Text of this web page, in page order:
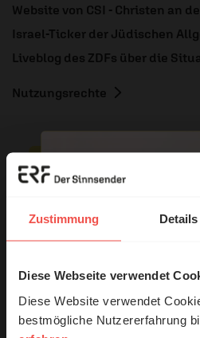
Zustimmung Details
Diese Webseite verwendet
Diese Website verwendet
bestmögliche Nutzererfahrung
Website von CSI - Christen an
Israel-Ticker der Jüdischen
Liveblog des ZDFs über die
Nutzungsrechte
Ihr Kommentar
Name:
E-Mail:
© Ruth Schneider / ERF